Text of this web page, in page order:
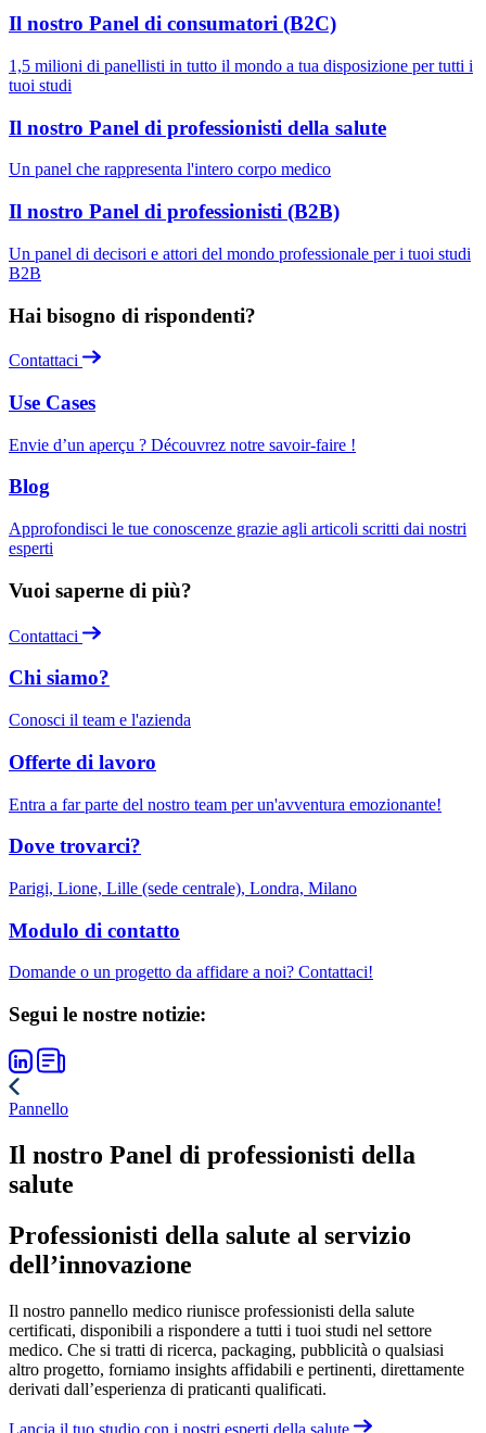
Il nostro Panel di consumatori (B2C)
1,5 milioni di panellisti in tutto il mondo a tua disposizione per tutti i
tuoi studi
Il nostro Panel di professionisti della salute
Un panel che rappresenta l'intero corpo medico
Il nostro Panel di professionisti (B2B)
Un panel di decisori e attori del mondo professionale per i tuoi studi
B2B
Hai bisogno di rispondenti?
Contattaci
Use Cases
Envie d’un aperçu ? Découvrez notre savoir-faire !
Blog
Approfondisci le tue conoscenze grazie agli articoli scritti dai nostri
esperti
Vuoi saperne di più?
Contattaci
Chi siamo?
Conosci il team e l'azienda
Offerte di lavoro
Entra a far parte del nostro team per un'avventura emozionante!
Dove trovarci?
Parigi, Lione, Lille (sede centrale), Londra, Milano
Modulo di contatto
Domande o un progetto da affidare a noi? Contattaci!
Segui le nostre notizie:
Pannello
Il nostro Panel di professionisti della
salute
Professionisti della salute al servizio
dell’innovazione
Il nostro pannello medico riunisce professionisti della salute
certificati, disponibili a rispondere a tutti i tuoi studi nel settore
medico. Che si tratti di ricerca, packaging, pubblicità o qualsiasi
altro progetto, forniamo insights affidabili e pertinenti, direttamente
derivati dall’esperienza di praticanti qualificati.
Lancia il tuo studio con i nostri esperti della salute